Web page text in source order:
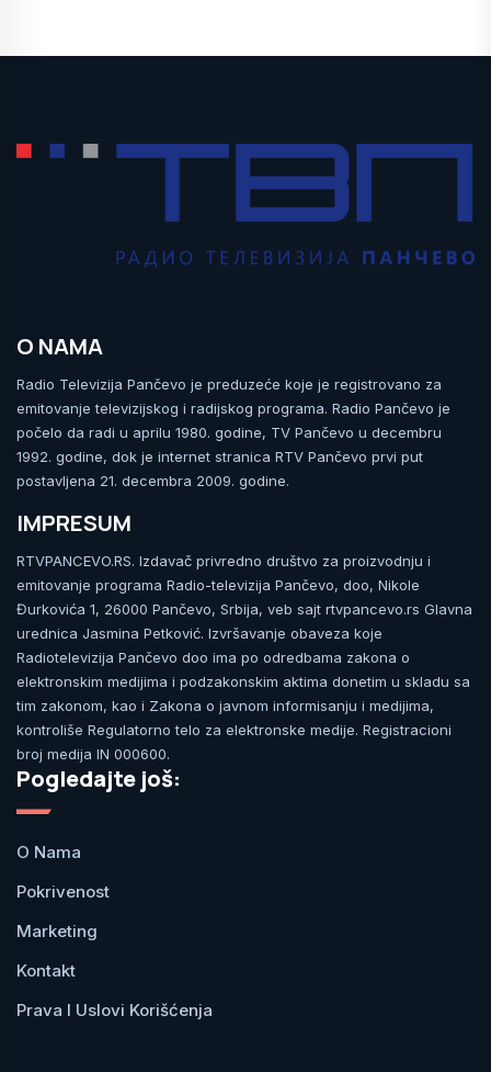
O NAMA
Radio Televizija Pančevo je preduzeće koje je registrovano za
emitovanje televizijskog i radijskog programa. Radio Pančevo je
počelo da radi u aprilu 1980. godine, TV Pančevo u decembru
1992. godine, dok je internet stranica RTV Pančevo prvi put
postavljena 21. decembra 2009. godine.
IMPRESUM
RTVPANCEVO.RS. Izdavač privredno društvo za proizvodnju i
emitovanje programa Radio-televizija Pančevo, doo, Nikole
Đurkovića 1, 26000 Pančevo, Srbija, veb sajt rtvpancevo.rs Glavna
urednica Jasmina Petković. Izvršavanje obaveza koje
Radiotelevizija Pančevo doo ima po odredbama zakona o
elektronskim medijima i podzakonskim aktima donetim u skladu sa
tim zakonom, kao i Zakona o javnom informisanju i medijima,
kontroliše Regulatorno telo za elektronske medije. Registracioni
broj medija IN 000600.
Pogledajte još:
O Nama
Pokrivenost
Marketing
Kontakt
Prava I Uslovi Korišćenja